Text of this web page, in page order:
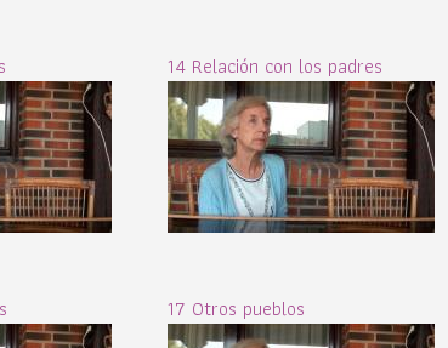
14 Relación con los padres
17 Otros pueblos